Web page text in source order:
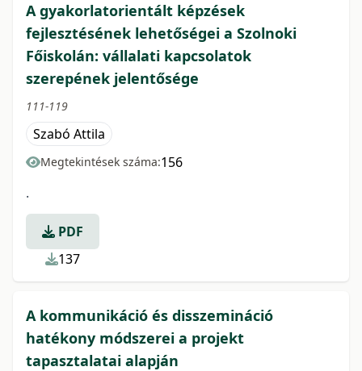
A gyakorlatorientált képzések
fejlesztésének lehetőségei a Szolnoki
Főiskolán: vállalati kapcsolatok
szerepének jelentősége
111-119
Szabó Attila
Megtekintések száma:156
.
PDF
137
A kommunikáció és disszemináció
hatékony módszerei a projekt
tapasztalatai alapján